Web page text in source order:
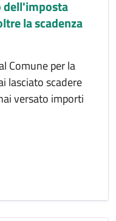
dell'imposta
la scadenza
Comune per la
lasciato scadere
versato importi